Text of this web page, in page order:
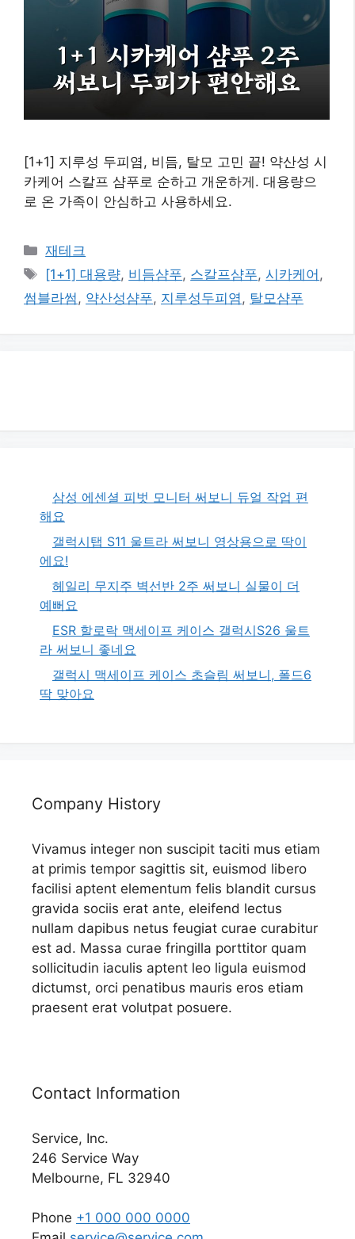
[1+1] 지루성 두피염, 비듬, 탈모 고민 끝! 약산성 시
카케어 스칼프 샴푸로 순하고 개운하게. 대용량으
로 온 가족이 안심하고 사용하세요.
카
테
고
리
재테크
태
그
[1+1] 대용량, 비듬샴푸, 스칼프샴푸,시카케어 ,
썸블라썸 , 약산성샴푸, 지루성두피염 , 탈모샴푸
삼성 에센셜 피벗 모니터 써보니 듀얼 작업 편
해요
갤럭시탭 S11 울트라 써보니 영상용으로 딱이
에요!
헤일리 무지주 벽선반 2주 써보니 실물이 더
예뻐요
ESR 할로락 맥세이프 케이스 갤럭시S26 울트
라 써보니 좋네요
갤럭시 맥세이프 케이스 초슬림 써보니, 폴드6
딱 맞아요
Company History
Vivamus integer non suscipit taciti mus etiam
at primis tempor sagittis sit, euismod libero
facilisi aptent elementum felis blandit cursus
gravida sociis erat ante, eleifend lectus
nullam dapibus netus feugiat curae curabitur
est ad. Massa curae fringilla porttitor quam
sollicitudin iaculis aptent leo ligula euismod
dictumst, orci penatibus mauris eros etiam
praesent erat volutpat posuere.
Contact Information
Service, Inc.
246 Service Way
Melbourne, FL 32940
Phone +1 000 000 0000